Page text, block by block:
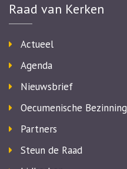
Raad van Kerken
Actueel
Agenda
Nieuwsbrief
Oecumenische Bezinning
Partners
Steun de Raad